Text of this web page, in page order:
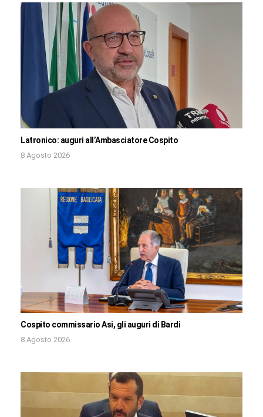
Latronico: auguri all’Ambasciatore Cospito
8 Agosto 2026
Cospito commissario Asi, gli auguri di Bardi
8 Agosto 2026